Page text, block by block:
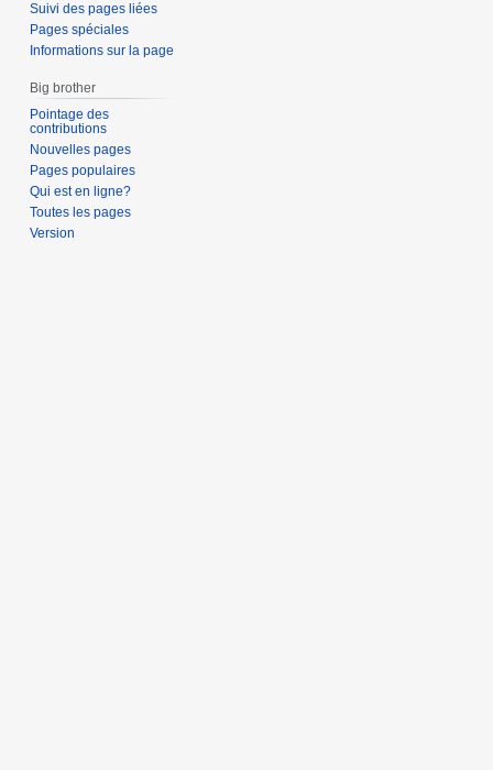
Suivi des pages liées
Pages spéciales
Informations sur la page
Big brother
Pointage des
contributions
Nouvelles pages
Pages populaires
Qui est en ligne?
Toutes les pages
Version